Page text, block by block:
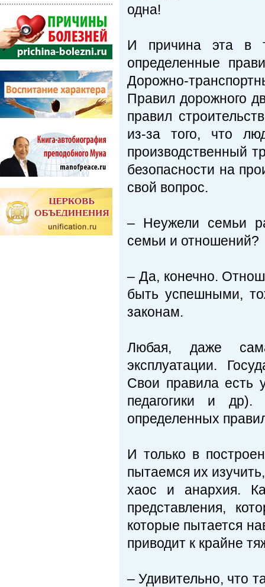
одна!
И причина эта в
определенные
Дорожно-
Правил дорожного
правил
из-за того, что
производственный
безопасности на
свой вопрос.
– Неужели семьи
семьи и отношений?
– Да, конечно.
быть успешными,
законам.
Любая, даже
эксплуатации.
Свои правила есть
педагогики и
определенных
И только в
пытаемся их
хаос и анархия.
представления,
которые пытается
приводит к крайне
– Удивительно, что